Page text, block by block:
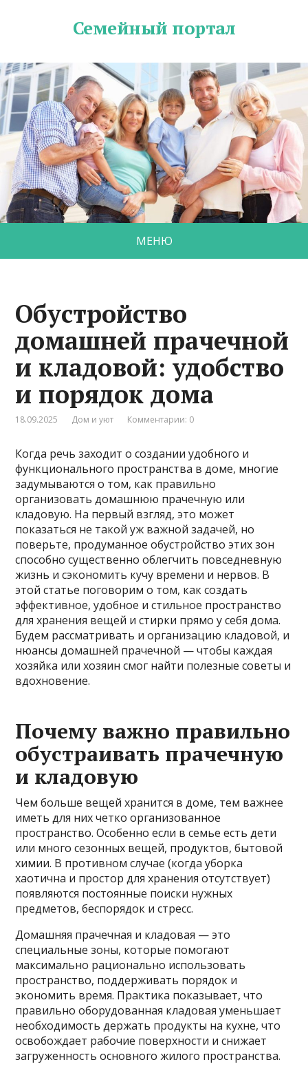
Семейный портал
МЕНЮ
Обустройство
домашней прачечной
и кладовой: удобство
и порядок дома
18.09.2025 Дом и уют Комментарии: 0
Когда речь заходит о создании удобного и
функционального пространства в доме, многие
задумываются о том, как правильно
организовать домашнюю прачечную или
кладовую. На первый взгляд, это может
показаться не такой уж важной задачей, но
поверьте, продуманное обустройство этих зон
способно существенно облегчить повседневную
жизнь и сэкономить кучу времени и нервов. В
этой статье поговорим о том, как создать
эффективное, удобное и стильное пространство
для хранения вещей и стирки прямо у себя дома.
Будем рассматривать и организацию кладовой, и
нюансы домашней прачечной — чтобы каждая
хозяйка или хозяин смог найти полезные советы и
вдохновение.
Почему важно правильно
обустраивать прачечную
и кладовую
Чем больше вещей хранится в доме, тем важнее
иметь для них четко организованное
пространство. Особенно если в семье есть дети
или много сезонных вещей, продуктов, бытовой
химии. В противном случае (когда уборка
хаотична и простор для хранения отсутствует)
появляются постоянные поиски нужных
предметов, беспорядок и стресс.
Домашняя прачечная и кладовая — это
специальные зоны, которые помогают
максимально рационально использовать
пространство, поддерживать порядок и
экономить время. Практика показывает, что
правильно оборудованная кладовая уменьшает
необходимость держать продукты на кухне, что
освобождает рабочие поверхности и снижает
загруженность основного жилого пространства.